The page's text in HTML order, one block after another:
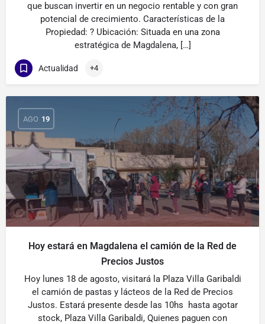
que buscan invertir en un negocio rentable y con gran
potencial de crecimiento. Características de la
Propiedad: ? Ubicación: Situada en una zona
estratégica de Magdalena, […]
Actualidad +4
AGO 19
Hoy estará en Magdalena el camión de la Red de
Precios Justos
Hoy lunes 18 de agosto, visitará la Plaza Villa Garibaldi
el camión de pastas y lácteos de la Red de Precios
Justos. Estará presente desde las 10hs hasta agotar
stock, Plaza Villa Garibaldi, Quienes paguen con